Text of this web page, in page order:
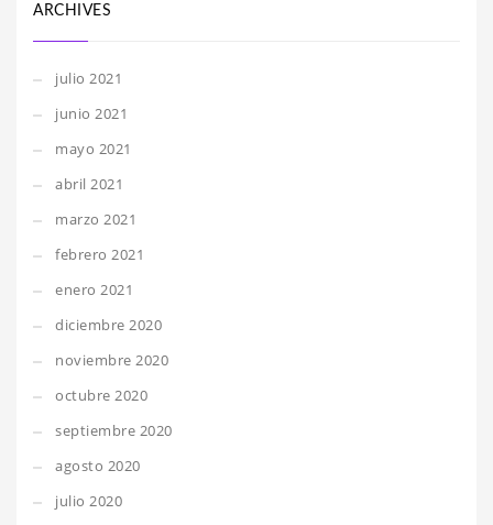
ARCHIVES
julio 2021
junio 2021
mayo 2021
abril 2021
marzo 2021
febrero 2021
enero 2021
diciembre 2020
noviembre 2020
octubre 2020
septiembre 2020
agosto 2020
julio 2020